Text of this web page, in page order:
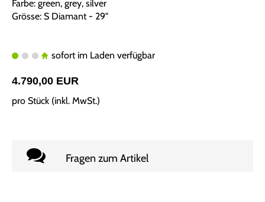
Farbe: green, grey, silver
Grösse: S Diamant - 29"
sofort im Laden verfügbar
4.790,00 EUR
pro Stück (inkl. MwSt.)
Fragen zum Artikel